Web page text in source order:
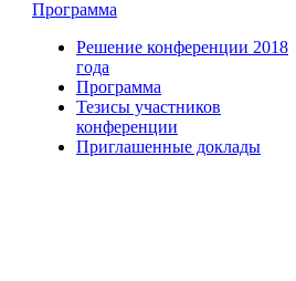
Программа
Решение конференции 2018
года
Программа
Тезисы участников
конференции
Приглашенные доклады